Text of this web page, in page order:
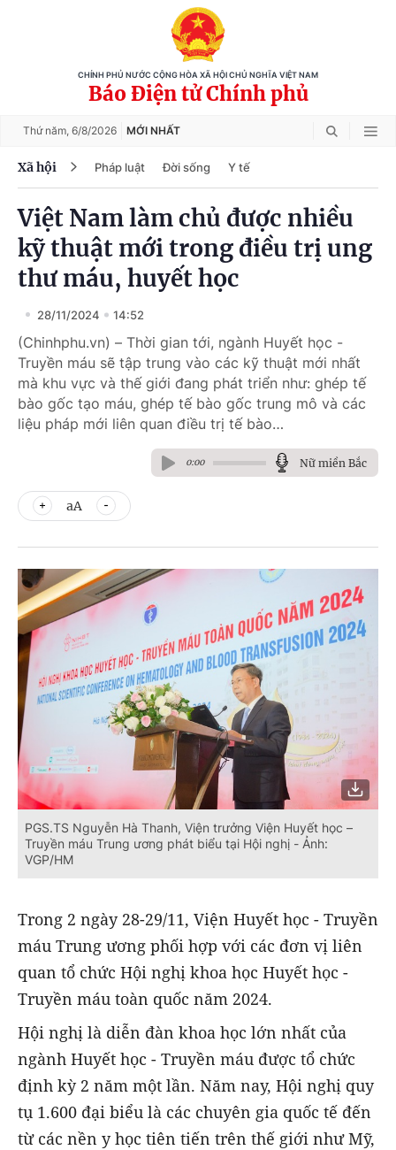
CHÍNH PHỦ NƯỚC CỘNG HÒA XÃ HỘI CHỦ NGHĨA VIỆT NAM
Báo Điện tử Chính phủ
Thứ năm, 6/8/2026 MỚI NHẤT
Xã hội Pháp luật Đời sống Y tế
Việt Nam làm chủ được nhiều
kỹ thuật mới trong điều trị ung
thư máu, huyết học
28/11/2024 14:52
(Chinhphu.vn) – Thời gian tới, ngành Huyết học -
Truyền máu sẽ tập trung vào các kỹ thuật mới nhất
mà khu vực và thế giới đang phát triển như: ghép tế
bào gốc tạo máu, ghép tế bào gốc trung mô và các
liệu pháp mới liên quan điều trị tế bào…
0:00 Nữ miền Bắc
aA
PGS.TS Nguyễn Hà Thanh, Viện trưởng Viện Huyết học –
Truyền máu Trung ương phát biểu tại Hội nghị - Ảnh:
VGP/HM
Trong 2 ngày 28-29/11, Viện Huyết học - Truyền
máu Trung ương phối hợp với các đơn vị liên
quan tổ chức Hội nghị khoa học Huyết học -
Truyền máu toàn quốc năm 2024.
Hội nghị là diễn đàn khoa học lớn nhất của
ngành Huyết học - Truyền máu được tổ chức
định kỳ 2 năm một lần. Năm nay, Hội nghị quy
tụ 1.600 đại biểu là các chuyên gia quốc tế đến
từ các nền y học tiên tiến trên thế giới như Mỹ,